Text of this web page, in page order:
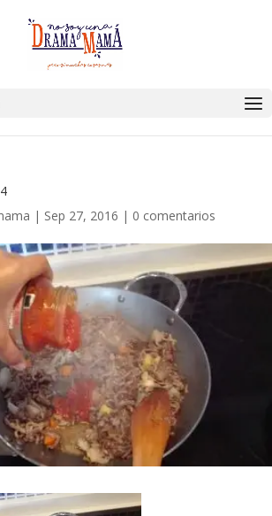
| Sep 27, 2016 | 0 comentarios